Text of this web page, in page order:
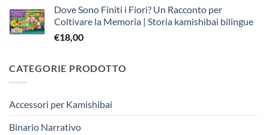
originale
era:
attuale
è:
Dove Sono Finiti i Fiori? Un Racconto per
Coltivare la Memoria | Storia kamishibai bilingue
€18,00
CATEGORIE PRODOTTO
Accessori per Kamishibai
Binario Narrativo